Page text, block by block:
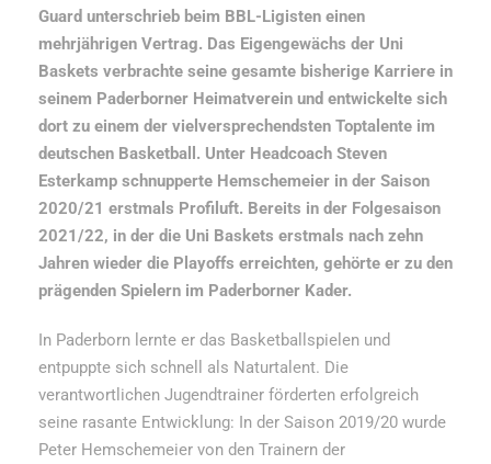
Guard unterschrieb beim BBL-Ligisten einen
mehrjährigen Vertrag. Das Eigengewächs der Uni
Baskets verbrachte seine gesamte bisherige Karriere in
seinem Paderborner Heimatverein und entwickelte sich
dort zu einem der vielversprechendsten Toptalente im
deutschen Basketball. Unter Headcoach Steven
Esterkamp schnupperte Hemschemeier in der Saison
2020/21 erstmals Profiluft. Bereits in der Folgesaison
2021/22, in der die Uni Baskets erstmals nach zehn
Jahren wieder die Playoffs erreichten, gehörte er zu den
prägenden Spielern im Paderborner Kader.
In Paderborn lernte er das Basketballspielen und
entpuppte sich schnell als Naturtalent. Die
verantwortlichen Jugendtrainer förderten erfolgreich
seine rasante Entwicklung: In der Saison 2019/20 wurde
Peter Hemschemeier von den Trainern der